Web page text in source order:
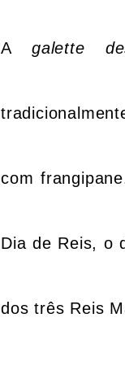
Agalette
com
Dia de Reis, o
dos três Reis